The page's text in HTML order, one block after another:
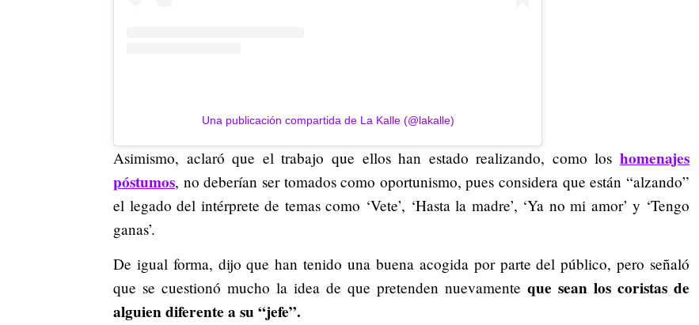
Una publicación compartida de La Kalle (@lakalle)
Asimismo, aclaró que el trabajo que ellos han estado realizando, como los homenajes
póstumos, no deberían ser tomados como oportunismo, pues considera que están “alzando”
el legado del intérprete de temas como ‘Vete’, ‘Hasta la madre’, ‘Ya no mi amor’ y ‘Tengo
ganas’.
De igual forma, dijo que han tenido una buena acogida por parte del público, pero señaló
que se cuestionó mucho la idea de que pretenden nuevamente que sean los coristas de
alguien diferente a su “jefe”.